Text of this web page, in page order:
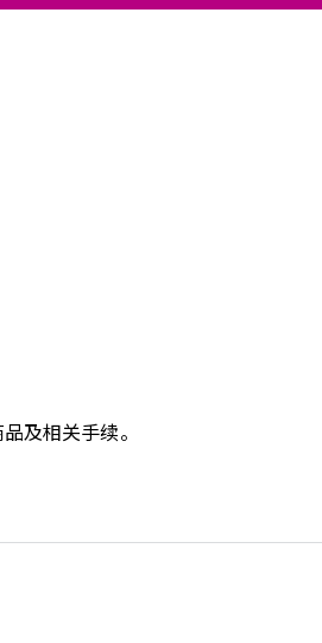
及相关手续。